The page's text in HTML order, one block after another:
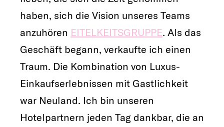
haben, sich die Vision unseres Teams
anzuhören EITELKEITSGRUPPE. Als das
Geschäft begann, verkaufte ich einen
Traum. Die Kombination von Luxus-
Einkaufserlebnissen mit Gastlichkeit
war Neuland. Ich bin unseren
Hotelpartnern jeden Tag dankbar, die an